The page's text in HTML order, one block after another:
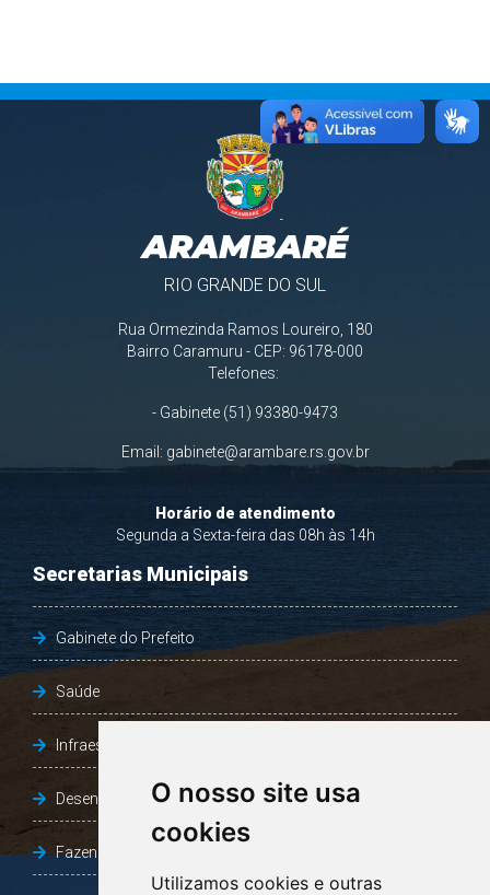
O nosso site usa
cookies
Utilizamos cookies e outras
ARAMBARÉ
RIO GRANDE DO SUL
Rua Ormezinda Ramos Loureiro, 180
Bairro Caramuru - CEP: 96178-000
Telefones:
- Gabinete (51) 93380-9473
Email: gabinete@arambare.rs.gov.br
Horário de atendimento
Segunda a Sexta-feira das 08h às 14h
Secretarias Municipais
Gabinete do Prefeito
Saúde
Infraestrutura, Agricultura e Meio Ambiente
Desenvolvimento Social
Fazenda e Desenvolvimento Econômico